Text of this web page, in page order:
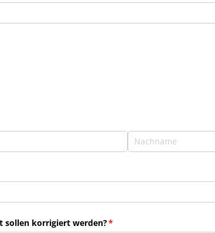
sollen korrigiert werden?*
(erforderlich)